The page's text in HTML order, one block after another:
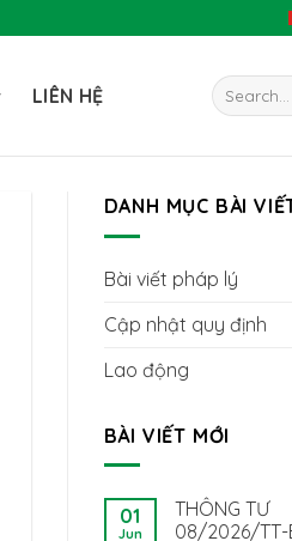
LIÊN HỆ
DANH MỤC BÀI
Bài viết pháp lý
Cập nhật quy định
Lao động
BÀI VIẾT MỚI
01
Jun
THÔNG TƯ
08/2026/TT-